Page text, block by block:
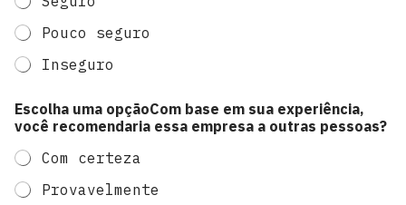
Pouco seguro
Inseguro
Escolha uma opçãoCom base em sua experiência,
você recomendaria essa empresa a outras pessoas?
Com certeza
Provavelmente